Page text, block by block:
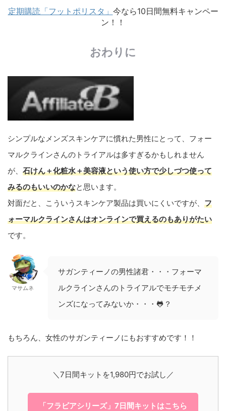
定期購読「フットポリスタ」 今なら10日間無料キャンペー
ン！！
おわりに
シンプルなメンズスキンケアに慣れた男性にとって、フォー
マルクラインさんのトライアルは多すぎるかもしれません
が、 石けん＋化粧水＋美容液という使い方で少しづつ使って
みるのもいいのかなと思います。
対面だと、こういうスキンケア製品は買いにくいですが、 フ
ォーマルクラインさんはオンラインで買えるのもありがたい
です。
マサムネ
サガンティーノの男性諸君・・・フォーマ
ルクラインさんのトライアルでモチモチメ
ンズになってみないか・・・🐸？
もちろん、女性のサガンティーノにもおすすめです！！
＼7日間キットを1,980円でお試し／
「フラビアシリーズ」7日間キットはこちら